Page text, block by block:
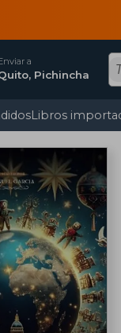
a
Pichincha
Libros